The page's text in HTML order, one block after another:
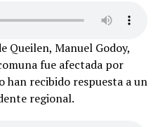
Queilen, Manuel Godoy,
fue afectada por
han recibido respuesta a un
regional.